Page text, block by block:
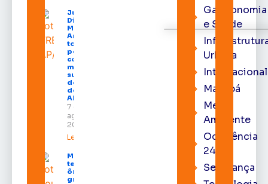
Juiz
Diego
Moura de
Araújo
toma
posse
como
membro
substituto
do Pleno
do TRE-
AP
7 de
agosto de
2026
Leia mais »
Macapá
terá
ônibus
gratuitos
Gastronomia
e Saúde
Urbana
Internacional
Macapá
Meio
Ambiente
Ocorrência
24h
Segurança